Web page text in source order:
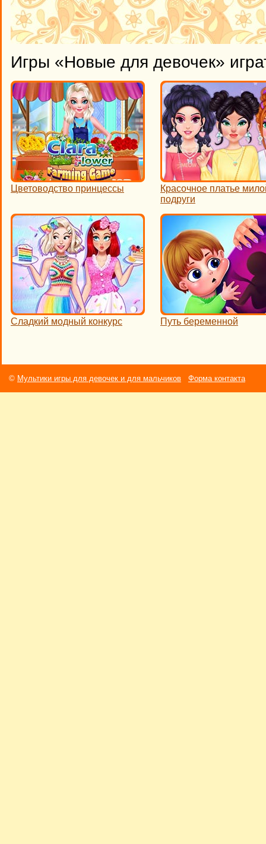
Игры «Новые для девочек»
Цветоводство принцессы
Красочное платье
подруги
Сладкий модный конкурс Путь беременной
© Мультики игры для девочек и для мальчиков Форма контакта